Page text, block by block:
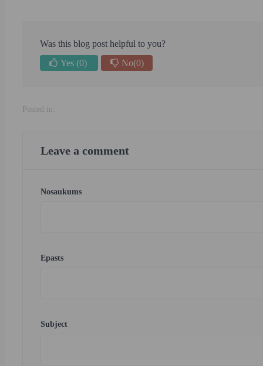
Was this blog post helpful to you?
Yes (0) No(0)
Posted in:
Leave a comment
Nosaukums
Epasts
Subject